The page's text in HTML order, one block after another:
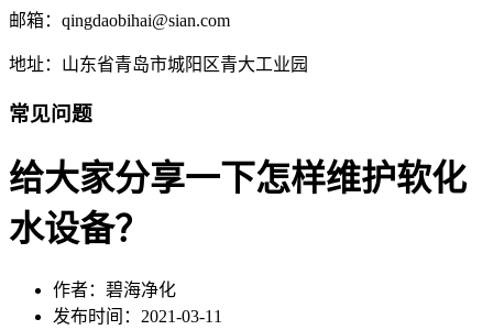
邮箱：qingdaobihai@sian.com
地址：山东省青岛市城阳区青大工业园
常见问题
给大家分享一下怎样维护软化
水设备？
作者：碧海净化
发布时间：2021-03-11